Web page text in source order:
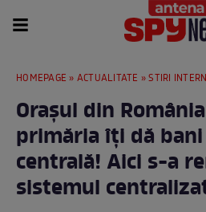
HOMEPAGE » ACTUALITATE »STIRI
Orașul din
primăria îți dă
centrală! Aici s-a
sistemul